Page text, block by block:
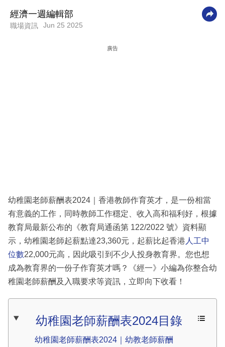
科
技
專
區
經濟一週編輯部
職場資訊 Jun 25 2025
廣告
幼稚園老師薪酬表2024｜香港教師作育英才，是一份相當
有意義的工作，同時教師工作穩定、收入高和福利好，根據
教育局最新公布的《教育局通函第 122/2022 號》資料顯
示，幼稚園老師起薪點達23,360元，起薪比起香港 人工中
位數22,000元高，因此吸引到不少人投身教育界。您也想
成為教育界的一份子作育英才嗎？《經一》小編為你整合幼
稚園老師薪酬及入職要求等資訊，立即向下收看！
幼稚園老師薪酬表2024目錄
幼稚園老師薪酬表2024｜幼教老師薪酬